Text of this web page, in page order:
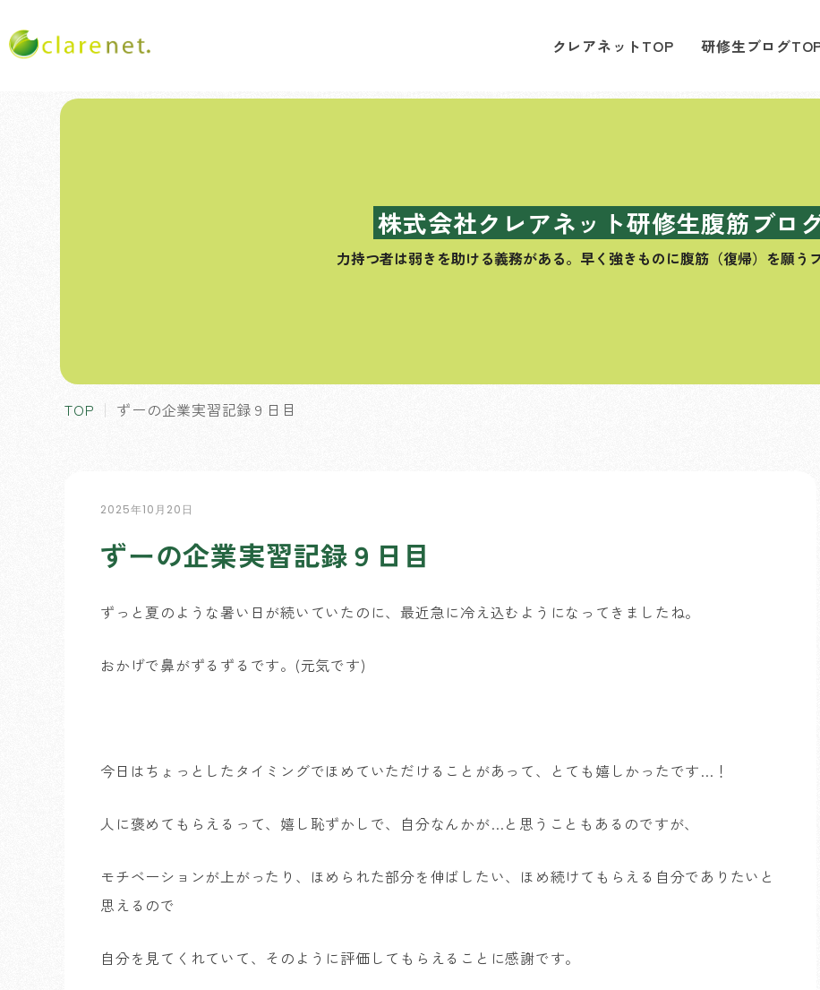
クレアネットTOP 研修生ブログ
株式会社クレアネット研修生腹筋ブロ
力持つ者は弱きを助ける義務がある。 早く強きものに腹筋（復帰）を願う
TOP ずーの企業実習記録９日目
2025年10月20日
ずーの企業実習記録９日目
ずっと夏のような暑い日が続いていたのに、最近急に冷え込むようになってきましたね。
おかげで鼻がずるずるです。(元気です)
今日はちょっとしたタイミングでほめていただけることがあって、とても嬉しかったです…！
人に褒めてもらえるって、嬉し恥ずかしで、自分なんかが…と思うこともあるのですが、
モチベーションが上がったり、ほめられた部分を伸ばしたい、ほめ続けてもらえる自分でありたいと
思えるので
自分を見てくれていて、そのように評価してもらえることに感謝です。